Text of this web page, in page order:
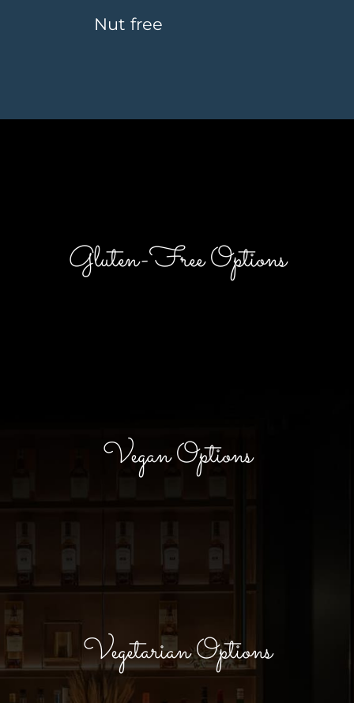
Nut free
Gluten-Free Options
Vegan Options
Vegetarian Options